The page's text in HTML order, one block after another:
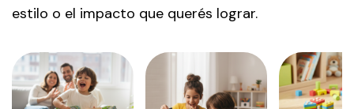
estilo o el impacto que querés lograr.